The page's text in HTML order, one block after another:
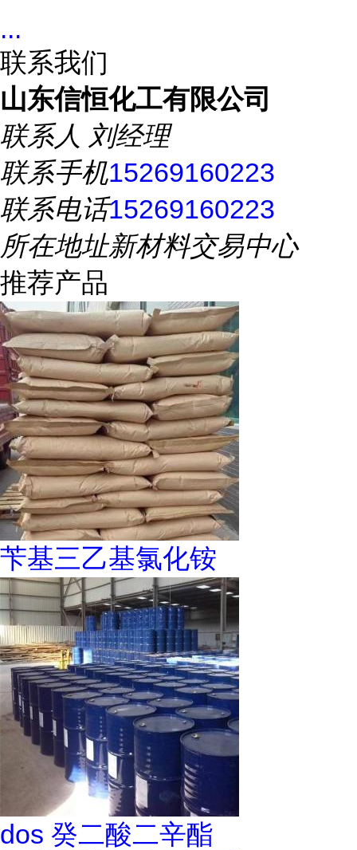
...
联系我们
山东信恒化工有限公司
联系人 刘经理
联系手机15269160223
联系电话15269160223
所在地址新材料交易中心
推荐产品
苄基三乙基氯化铵
dos 癸二酸二辛酯